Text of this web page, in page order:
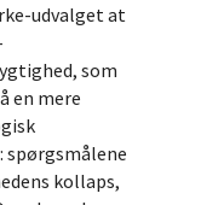
udvalget at
som
en mere
spørgsmålene
kollaps,